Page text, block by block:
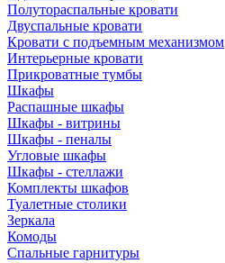
Полутораспальные кровати
Двуспальные кровати
Кровати с подъемным механизмом
Интерьерные кровати
Прикроватные тумбы
Шкафы
Распашные шкафы
Шкафы - витрины
Шкафы - пеналы
Угловые шкафы
Шкафы - стеллажи
Комплекты шкафов
Туалетные столики
Зеркала
Комоды
Спальные гарнитуры